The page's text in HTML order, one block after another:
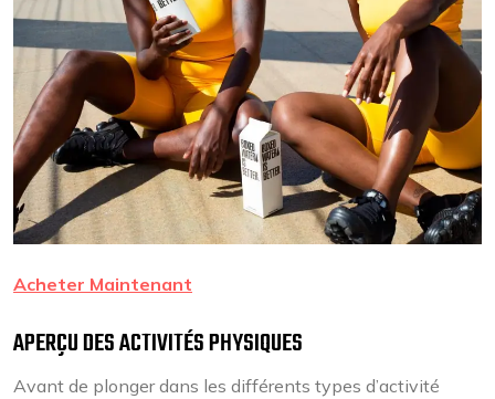
Acheter Maintenant
APERÇU DES ACTIVITÉS PHYSIQUES
Avant de plonger dans les différents types d’activité